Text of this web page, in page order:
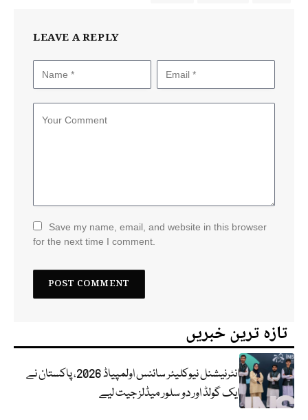
LEAVE A REPLY
Save my name, email, and website in this browser
for the next time I comment.
تازہ ترین خبریں
انٹرنیشنل نیوکلیئر سائنس اولمپیاڈ 2026، پاکستان نے
ایک گولڈ اور دو سلور میڈلز جیت لیے